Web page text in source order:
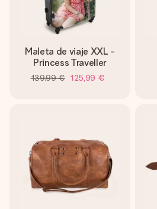
Maleta de viaje XXL -
Princess Traveller
139,99 € 125,99 €